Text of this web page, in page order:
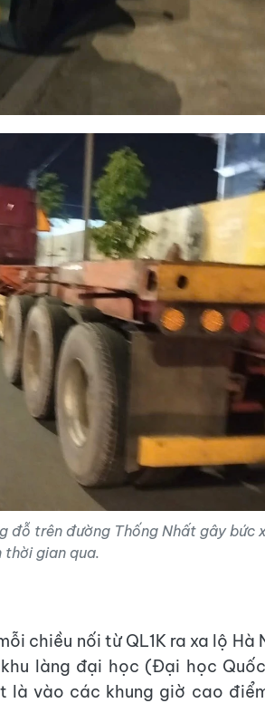
đỗ trên đường Thống Nhất gây bức
thời gian qua.
chiều nối từ QL1K ra xa lộ Hà
làng đại học (Đại học
là vào các khung giờ cao